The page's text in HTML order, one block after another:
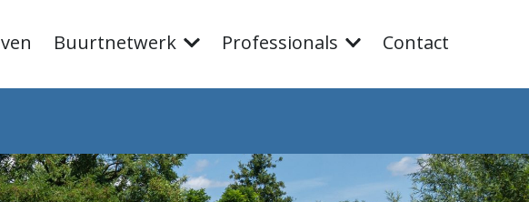
Buurtnetwerk Professionals Contact